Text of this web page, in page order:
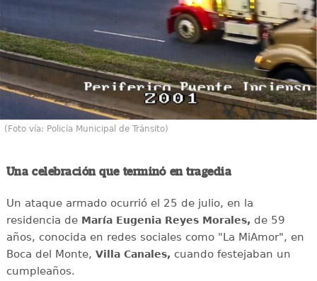
(Foto vía: Policía Municipal de Tránsito)
Una celebración que terminó en tragedia
Un ataque armado ocurrió el 25 de julio, en la
residencia de María Eugenia Reyes Morales, de 59
años, conocida en redes sociales como "La MiAmor", en
Boca del Monte, Villa Canales, cuando festejaban un
cumpleaños.